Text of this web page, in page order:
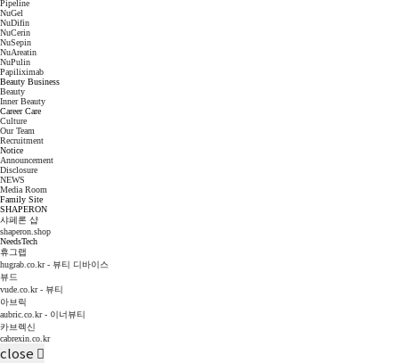
Pipeline
NuGel
NuDifin
NuCerin
NuSepin
NuAreatin
NuPulin
Papiliximab
Beauty Business
Beauty
Inner Beauty
Career Care
Culture
Our Team
Recruitment
Notice
Announcement
Disclosure
NEWS
Media Room
Family Site
SHAPERON
샤페론 샵
shaperon.shop
NeedsTech
휴그랩
hugrab.co.kr - 뷰티 디바이스
뷰드
vude.co.kr - 뷰티
아브릭
aubric.co.kr - 이너뷰티
카브렉신
cabrexin.co.kr
close